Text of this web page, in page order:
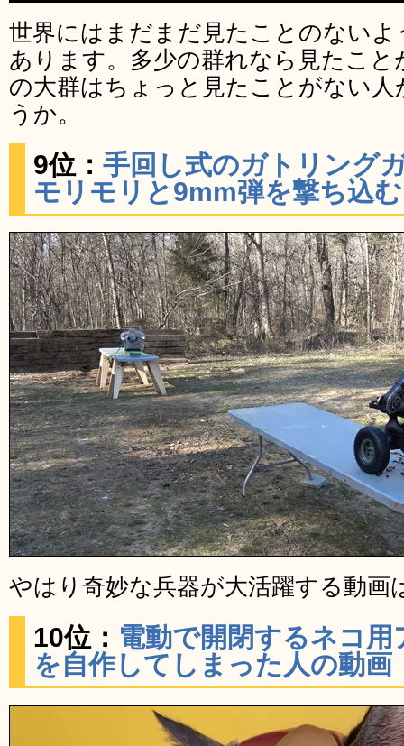
世界にはまだまだ見たことのない
あります。多少の群れなら見たこ
の大群はちょっと見たことがない
うか。
9位：手回し式のガトリング
モリモリと9mm弾を撃ち込
やはり奇妙な兵器が大活躍する動画
10位： 電動で開閉するネコ
を自作してしまった人の動画